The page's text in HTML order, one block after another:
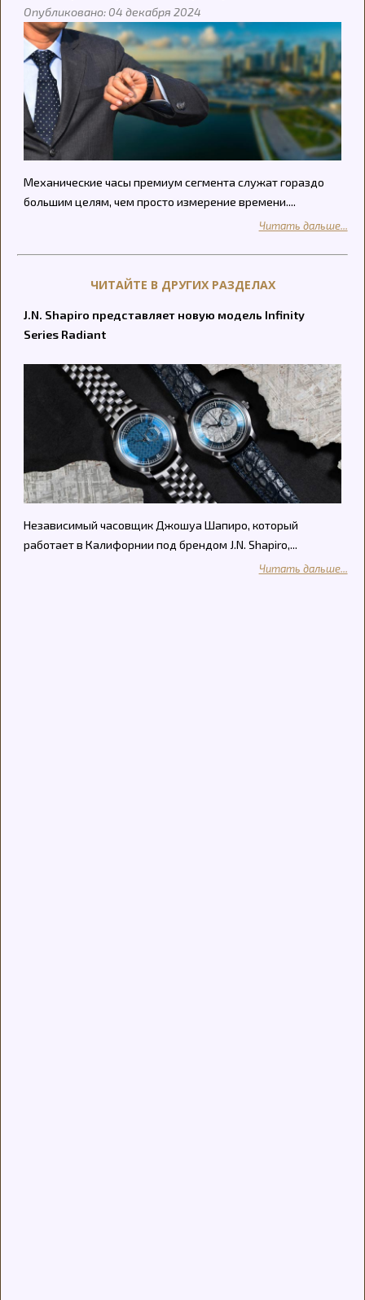
Опубликовано: 04 декабря 2024
Механические часы премиум сегмента служат гораздо
большим целям, чем просто измерение времени....
Читать дальше...
ЧИТАЙТЕ В ДРУГИХ РАЗДЕЛАХ
J.N. Shapiro представляет новую модель Infinity
Series Radiant
Независимый часовщик Джошуа Шапиро, который
работает в Калифорнии под брендом J.N. Shapiro,...
Читать дальше...